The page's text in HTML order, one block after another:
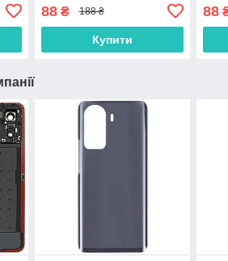
88₴ 188 ₴
Купити
88